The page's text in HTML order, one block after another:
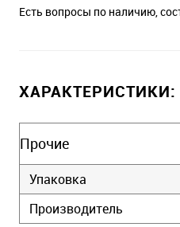
Есть вопросы по наличию,
ХАРАКТЕРИСТИКИ:
Прочие
Упаковка
Производитель